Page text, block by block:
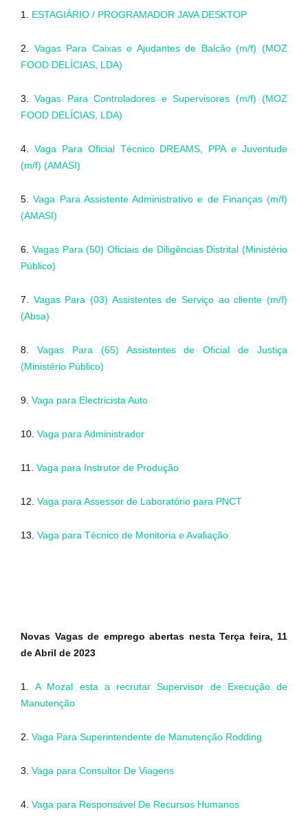
1. ESTAGIÁRIO / PROGRAMADOR JAVA DESKTOP
2. Vagas Para Caixas e Ajudantes de Balcão (m/f) (MOZ
FOOD DELÍCIAS, LDA)
3.Vagas Para Controladores e Supervisores (m/f) (MOZ
FOOD DELÍCIAS, LDA)
4. Vaga Para Oficial Técnico DREAMS, PPA e Juventude
(m/f) (AMASI)
5.Vaga Para Assistente Administrativo e de Finanças (m/f)
(AMASI)
6. Vagas Para (50) Oficiais de Diligências Distrital (Ministério
Público)
7. Vagas Para (03) Assistentes de Serviço ao cliente (m/f)
(Absa)
8. Vagas Para (65) Assistentes de Oficial de Justiça
(Ministério Público)
9. Vaga para Electricista Auto
10. Vaga para Administrador
11. Vaga para Instrutor de Produção
12. Vaga para Assessor de Laboratório para PNCT
13. Vaga para Técnico de Monitoria e Avaliação
Novas Vagas de emprego abertas nesta Terça feira, 11
de Abril de 2023
1.A Mozal esta a recrutar Supervisor de Execução de
Manutenção
2. Vaga Para Superintendente de Manutenção Rodding
3. Vaga para Consultor De Viagens
4. Vaga para Responsável De Recursos Humanos